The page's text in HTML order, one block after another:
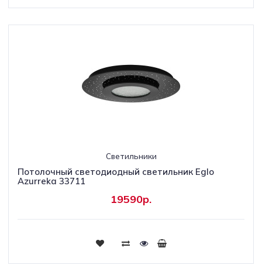
Светильники
Потолочный светодиодный светильник Eglo
Azurreka 33711
19590р.